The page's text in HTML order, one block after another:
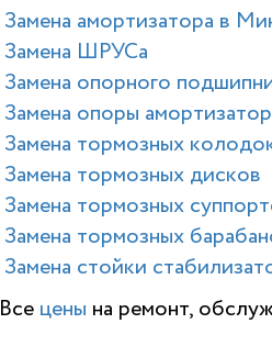
Замена амортизатора в
Замена ШРУСа
Замена опорного
Замена опоры
Замена тормозных
Замена тормозных дисков
Замена тормозных
Замена тормозных
Замена стойки
Все цены на ремонт,